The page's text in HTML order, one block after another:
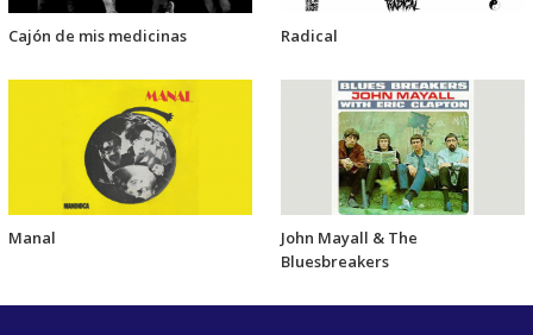
Cajón de mis medicinas Radical
Manal
John Mayall & The
Bluesbreakers